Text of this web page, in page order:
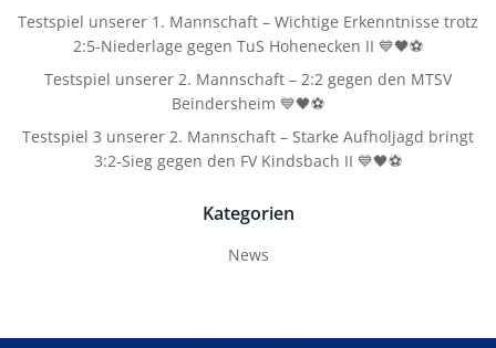
Testspiel unserer 1. Mannschaft – Wichtige Erkenntnisse trotz
2:5-Niederlage gegen TuS Hohenecken II 💙🖤⚽
Testspiel unserer 2. Mannschaft – 2:2 gegen den MTSV
Beindersheim 💙🖤⚽
Testspiel 3 unserer 2. Mannschaft – Starke Aufholjagd bringt
3:2-Sieg gegen den FV Kindsbach II 💙🖤⚽
Kategorien
News